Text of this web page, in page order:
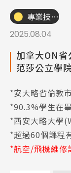
專業技職｜海外工讀
2025.08.04
加拿大ON
范莎公立學
*安大略省倫敦
*90.3%學生在
*西安大略大學
*超過60個課程
*航空/飛機維修